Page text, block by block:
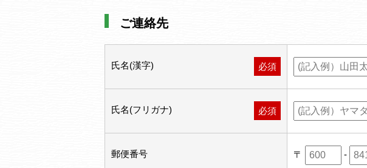
ご連絡先
氏名(漢字) 必須
氏名(フリガナ) 必須
郵便番号 〒 -